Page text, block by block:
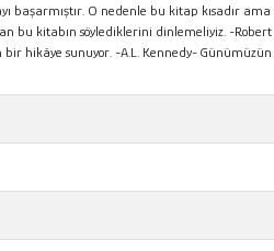
O nedenle bu kitap kısadır ama
kitabın söylediklerini dinlemeliyiz. -Robert
hikâye sunuyor. -A.L. Kennedy-